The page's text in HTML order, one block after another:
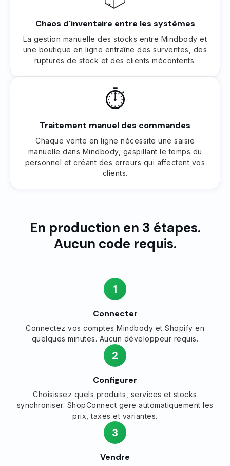
Chaos d'inventaire entre les systèmes
La gestion manuelle des stocks entre Mindbody et
une boutique en ligne entraîne des surventes, des
ruptures de stock et des clients mécontents.
⏱
Traitement manuel des commandes
Chaque vente en ligne nécessite une saisie
manuelle dans Mindbody, gaspillant le temps du
personnel et créant des erreurs qui affectent vos
clients.
En production en 3 étapes.
Aucun code requis.
1
Connecter
Connectez vos comptes Mindbody et Shopify en
quelques minutes. Aucun développeur requis.
2
Configurer
Choisissez quels produits, services et stocks
synchroniser. ShopConnect gere automatiquement les
prix, taxes et variantes.
3
Vendre